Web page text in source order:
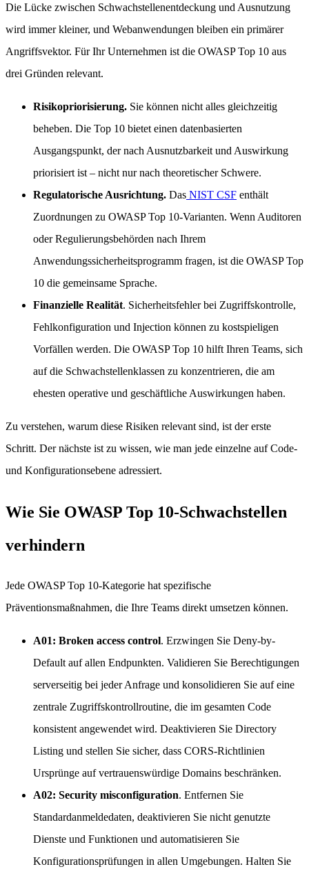
Die Lücke zwischen Schwachstellenentdeckung und Ausnutzung
wird immer kleiner, und Webanwendungen bleiben ein primärer
Angriffsvektor. Für Ihr Unternehmen ist die OWASP Top 10 aus
drei Gründen relevant.
Risikopriorisierung. Sie können nicht alles gleichzeitig
beheben. Die Top 10 bietet einen datenbasierten
Ausgangspunkt, der nach Ausnutzbarkeit und Auswirkung
priorisiert ist – nicht nur nach theoretischer Schwere.
Regulatorische Ausrichtung. Das NIST CSF enthält
Zuordnungen zu OWASP Top 10-Varianten. Wenn Auditoren
oder Regulierungsbehörden nach Ihrem
Anwendungssicherheitsprogramm fragen, ist die OWASP Top
10 die gemeinsame Sprache.
Finanzielle Realität. Sicherheitsfehler bei Zugriffskontrolle,
Fehlkonfiguration und Injection können zu kostspieligen
Vorfällen werden. Die OWASP Top 10 hilft Ihren Teams, sich
auf die Schwachstellenklassen zu konzentrieren, die am
ehesten operative und geschäftliche Auswirkungen haben.
Zu verstehen, warum diese Risiken relevant sind, ist der erste
Schritt. Der nächste ist zu wissen, wie man jede einzelne auf Code-
und Konfigurationsebene adressiert.
Wie Sie OWASP Top 10-Schwachstellen
verhindern
Jede OWASP Top 10-Kategorie hat spezifische
Präventionsmaßnahmen, die Ihre Teams direkt umsetzen können.
A01: Broken access control. Erzwingen Sie Deny-by-
Default auf allen Endpunkten. Validieren Sie Berechtigungen
serverseitig bei jeder Anfrage und konsolidieren Sie auf eine
zentrale Zugriffskontrollroutine, die im gesamten Code
konsistent angewendet wird. Deaktivieren Sie Directory
Listing und stellen Sie sicher, dass CORS-Richtlinien
Ursprünge auf vertrauenswürdige Domains beschränken.
A02: Security misconfiguration. Entfernen Sie
Standardanmeldedaten, deaktivieren Sie nicht genutzte
Dienste und Funktionen und automatisieren Sie
Konfigurationsprüfungen in allen Umgebungen. Halten Sie